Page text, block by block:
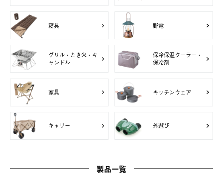
寝具 野電
グリル・たき火・キ
ャンドル
保冷保温クーラー・
保冷剤
家具 キッチンウェア
キャリー 外遊び
製品一覧